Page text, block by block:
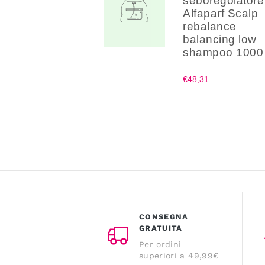
Alfaparf Scalp
rebalance
balancing low
shampoo 1000
€48,31
CONSEGNA
GRATUITA
Per ordini
superiori a 49,99€